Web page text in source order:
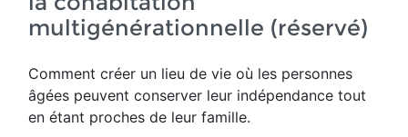
multigénérationnelle (réservé)
Comment créer un lieu de vie où les personnes
âgées peuvent conserver leur indépendance tout
en étant proches de leur famille.